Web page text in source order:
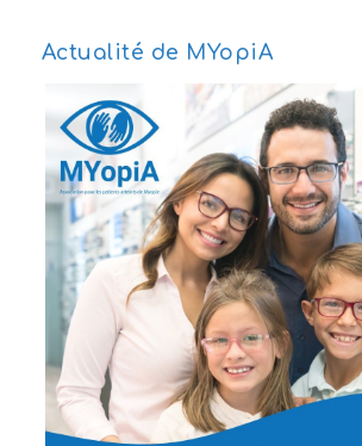
Actualité de MYopiA